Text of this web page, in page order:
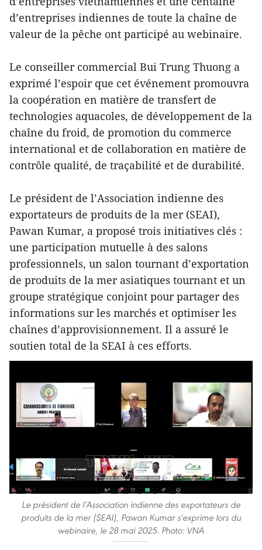
d’entreprises indiennes de toute la chaîne de
valeur de la pêche ont participé au webinaire.
Le conseiller commercial Bui Trung Thuong a
exprimé l’espoir que cet événement promouvra
la coopération en matière de transfert de
technologies aquacoles, de développement de la
chaîne du froid, de promotion du commerce
international et de collaboration en matière de
contrôle qualité, de traçabilité et de durabilité.
Le président de l’Association indienne des
exportateurs de produits de la mer (SEAI),
Pawan Kumar, a proposé trois initiatives clés :
une participation mutuelle à des salons
professionnels, un salon tournant d’exportation
de produits de la mer asiatiques tournant et un
groupe stratégique conjoint pour partager des
informations sur les marchés et optimiser les
chaînes d’approvisionnement. Il a assuré le
soutien total de la SEAI à ces efforts.
Le président de l’Association indienne des exportateurs de
produits de la mer (SEAI), Pawan Kumar s'exprime lors du
webinaire, le 28 mai 2025. Photo: VNA